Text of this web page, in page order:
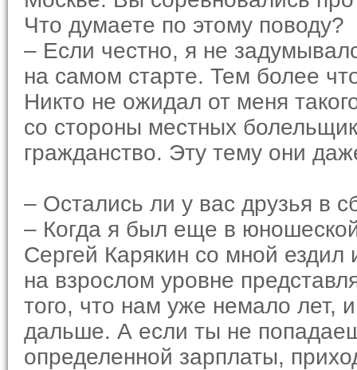
Что думаете по этому поводу?
– Если честно, я не
на самом старте. Тем более
Никто не ожидал от меня
со стороны местных
гражданство. Эту тему они
– Остались ли у вас друзья в
– Когда я был еще в
Сергей Карякин со мной
на взрослом уровне
того, что нам уже немало лет,
дальше. А если ты не
определенной зарплаты,